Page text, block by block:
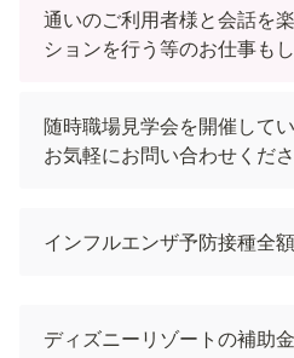
通いのご利用者様と会話を
ションを行う等のお仕事も
随時職場見学会を開催して
お気軽にお問い合わせくださ
インフルエンザ予防接種全
ディズニーリゾートの補助